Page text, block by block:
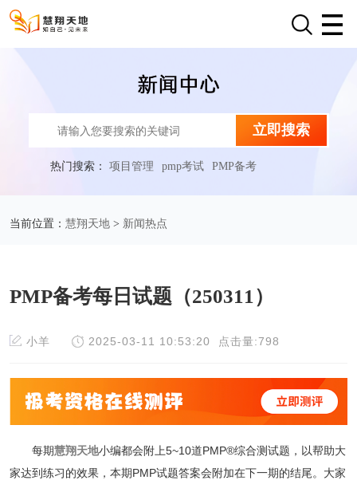
立即搜索
热门搜索：项目管理 pmp考试 PMP备考
当前位置： 慧翔天地> 新闻热点
PMP备考每日试题（250311）
小羊 2025-03-11 10:53:20 点击量:798
每期慧翔天地小编都会附上5~10道PMP®综合测试题，以帮助大
家达到练习的效果，本期PMP试题答案会附加在下一期的结尾。大家